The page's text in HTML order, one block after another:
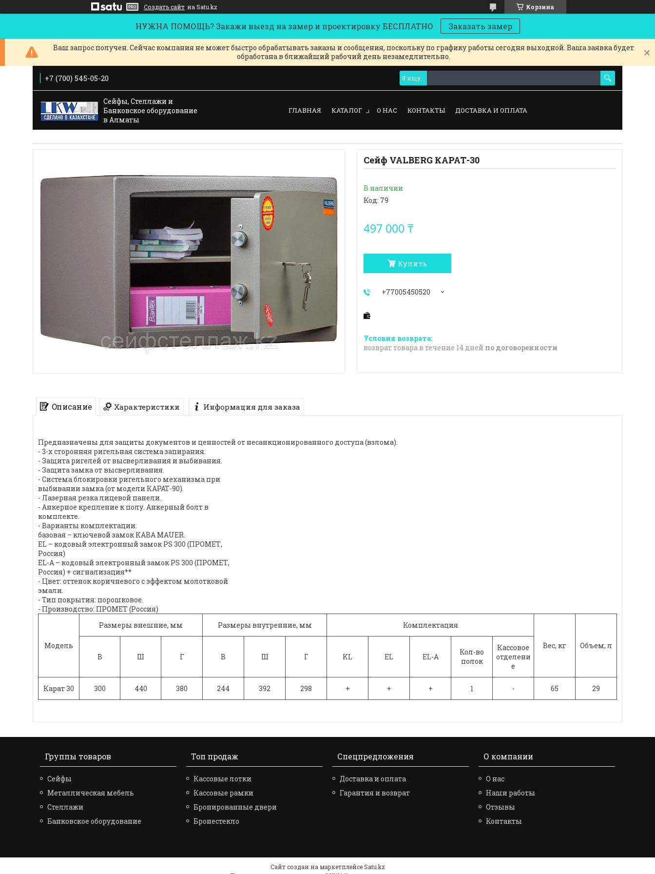
Создать сайт на Satu.kz Корзина
НУЖНА ПОМОЩЬ? Закажи выезд на замер и проектировку БЕСПЛАТНО Заказать замер
Ваш запрос получен. Сейчас компания не может быстро обрабатывать заказы и сообщения, поскольку по графику работы сегодня выходной. Ваша заявка будет
обработана в ближайший рабочий день незамедлительно.
+7 (700) 545-05-20
Сейфы, Стеллажи и
Банковское оборудование
в Алматы
ГЛАВНАЯ КАТАЛОГ О НАС КОНТАКТЫ ДОСТАВКА И ОПЛАТА
Сейф VALBERG КАРАТ-30
В наличии
Код: 79
497 000 ₸
Купить
+77005450520
возврат товара в течение 14 дней по договоренности
Описание Характеристики Информация для заказа
Предназначены для защиты документов и ценностей от несанкционированного доступа (взлома).
- 3-х сторонняя ригельная система запирания.
- Защита ригелей от высверливания и выбивания.
- Защита замка от высверливания.
- Система блокировки ригельного механизма при
выбивании замка (от модели КАРАТ-90).
- Лазерная резка лицевой панели.
- Анкерное крепление к полу. Анкерный болт в
комплекте.
- Варианты комплектации:
базовая – ключевой замок KABA MAUER.
EL – кодовый электронный замок PS 300 (ПРОМЕТ,
Россия)
EL-A – кодовый электронный замок PS 300 (ПРОМЕТ,
Россия) + сигнализация**
- Цвет: оттенок коричневого с эффектом молотковой
эмали.
- Тип покрытия: порошковое.
- Производство: ПРОМЕТ (Россия)
Модель
Размеры внешние, мм Размеры внутренние, мм Комплектация
Вес, кг
Объем, л
В
Ш Г В Ш Г KL EL EL-A
Кол-во
полок
Кассовое
отделени
е
Карат 30 300 440 380 244 392 298 + + + 1 - 65 29
Группы товаров
Сейфы
Металлическая мебель
Стеллажи
Банковское оборудование
Топ продаж
Кассовые лотки
Кассовые рамки
Бронированные двери
Бронестекло
Спецпредложения
Доставка и оплата
Гарантия и возврат
О компании
О нас
Наши работы
Отзывы
Контакты
Сайт создан на маркетплейсеSatu.kz